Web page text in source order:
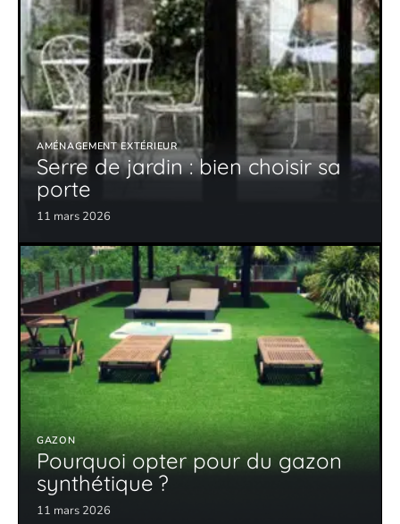
AMÉNAGEMENT EXTÉRIEUR
Serre de jardin : bien choisir sa
porte
11 mars 2026
GAZON
Pourquoi opter pour du gazon
synthétique ?
11 mars 2026